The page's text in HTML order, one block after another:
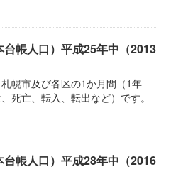
台帳人口）平成25年中（2013
幌市及び各区の1か月間（1年
死亡、転入、転出など）です。
台帳人口）平成28年中（2016